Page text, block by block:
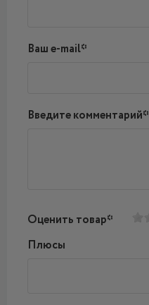
Ваш e-mail*
Введите комментарий*
Оценить товар*
Плюсы